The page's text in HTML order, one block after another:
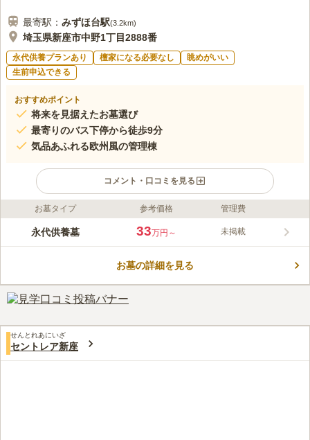
最寄駅： みずほ台駅(3.2km)
埼玉県新座市中野1丁目2888番
永代供養プランあり 檀家になる必要なし
眺めがいい
生前申込できる
おすすめポイント
将来を見据えたお墓選び
最寄りのバス下停から徒歩9分
気品あふれる欧州風の管理棟
コメント・口コミを見る
ライフドット編集部のコメント
豊かな自然の中に溶け込んでいる美しい花々、これらはイギリス
口コミ評価
20代女性
自家用車でいくのでお墓から10分くらいのところにホームセンタ
ーがありお花やお供え物を買って行きます。墓地には緑がたくさんあり、
華やかで良いのですが夏は蚊が多く、お参りするのが少し大変です。
お墓タイプ 参考価格 管理費
永代供養墓 33万円～ 未掲載
お墓の詳細を見る
せんとれあにいざ
セントレア新座